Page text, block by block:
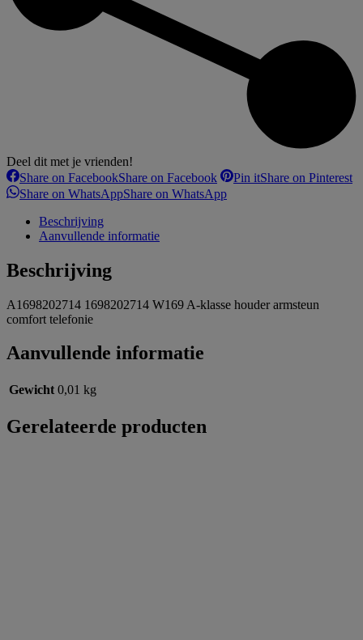
Deel dit met je vrienden!
Share on FacebookShare on Facebook Pin itShare on Pinterest
Share on WhatsAppShare on WhatsApp
Beschrijving
Aanvullende informatie
Beschrijving
A1698202714 1698202714 W169 A-klasse houder armsteun
comfort telefonie
Aanvullende informatie
Gewicht 0,01 kg
Gerelateerde producten